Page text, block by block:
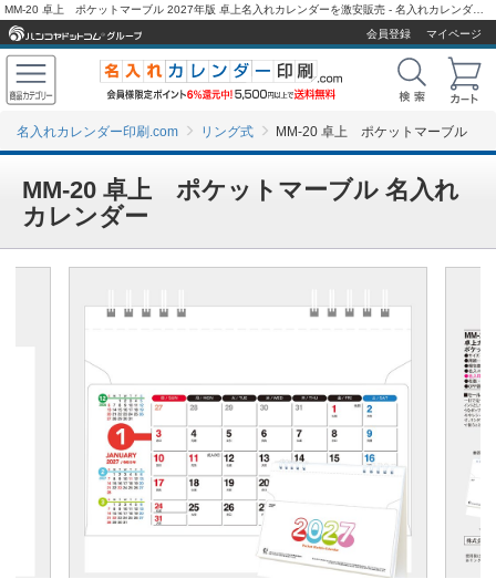
会員登録
マイページ
名入れカレンダー印刷.com リング式 MM-20 卓上 ポケットマーブル
MM-20 卓上 ポケットマーブル 名入れ
カレンダー